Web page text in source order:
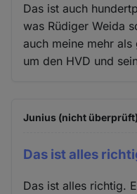
Das ist auch
was Rüdiger Weida
auch meine mehr
um den HVD und
Junius (nicht überprüft)
Das ist alles
Das ist alles richtig.